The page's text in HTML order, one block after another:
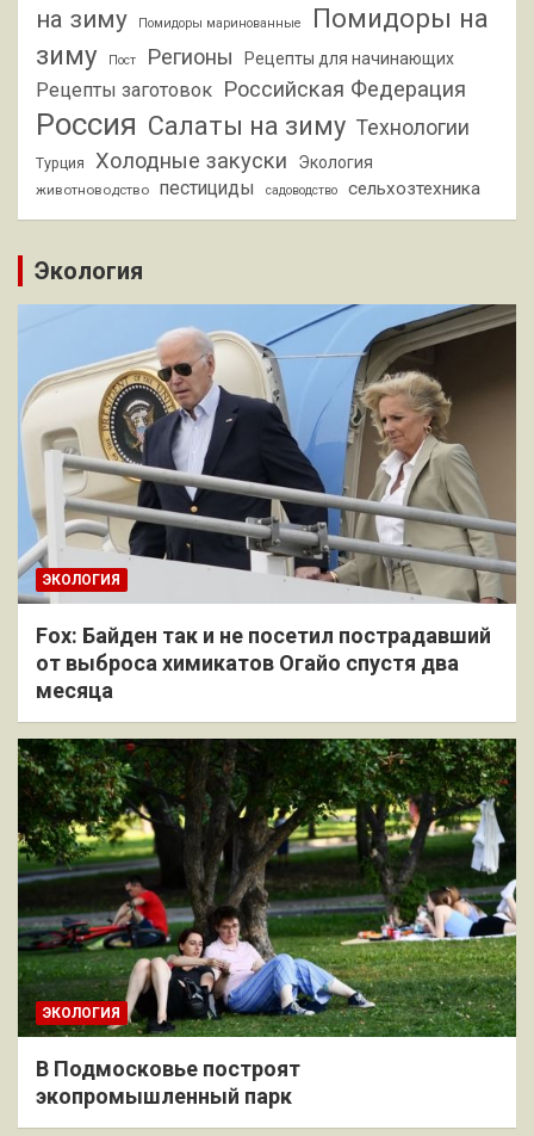
на зиму
Помидоры маринованные
Помидоры на
зиму
Пост Регионы Рецепты для начинающих
Рецепты заготовок Российская Федерация
Россия Салаты на зиму Технологии
Турция Холодные закуски Экология
животноводство пестициды садоводство сельхозтехника
Экология
ЭКОЛОГИЯ
Fox: Байден так и не посетил пострадавший
от выброса химикатов Огайо спустя два
месяца
ЭКОЛОГИЯ
В Подмосковье построят
экопромышленный парк